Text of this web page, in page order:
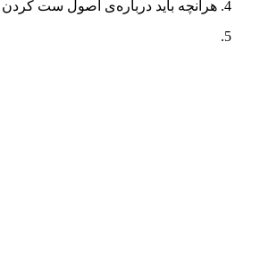
هرآنچه باید درباره‌ی اصول ست